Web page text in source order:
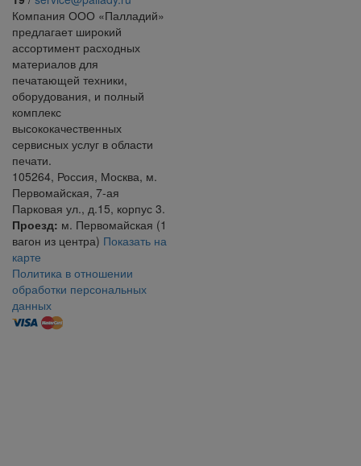
Компания ООО «Палладий»
предлагает широкий
ассортимент расходных
материалов для
печатающей техники,
оборудования, и полный
комплекс
высококачественных
сервисных услуг в области
печати.
105264, Россия, Москва, м.
Первомайская, 7-ая
Парковая ул., д.15, корпус 3.
Проезд: м. Первомайская (1
вагон из центра) Показать на
карте
Политика в отношении
обработки персональных
данных